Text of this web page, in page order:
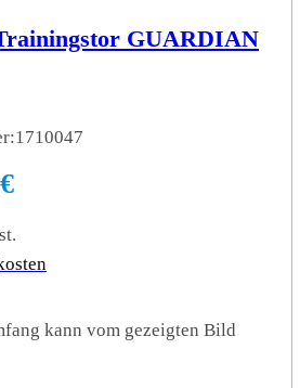
GUARDIAN
1710047
€
kann vom gezeigten Bild